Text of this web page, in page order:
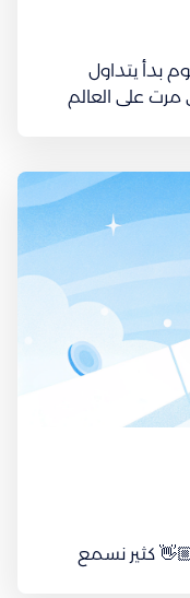
أهلًا 👋🏼 اليوم بدأ يتداول
مرت على العالم
أنت وخويك
YsuUHqw40:00/216.421× يا هلا 👋🏼 كثير نسمع